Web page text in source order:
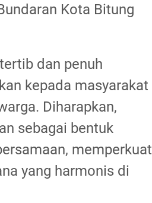
Kota Bitung
dan penuh
kepada masyarakat
Diharapkan,
sebagai bentuk
memperkuat
yang harmonis di